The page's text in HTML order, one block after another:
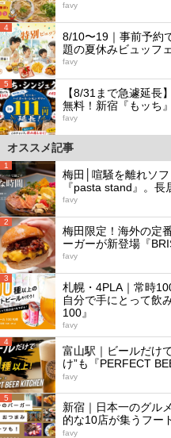
favy
4
8/10〜19｜事前予約
題の夏休みビュッフ
favy
5
【8/31まで急遽延長
無料！新宿『もッち
favy
オススメ記事
1
梅田│喧騒を離れソ
『pasta stand』。
favy
2
梅田限定！海外の定
ーガーが新登場『
favy
3
札幌・4PLA｜常時
自分で手にとって飲
100』
favy
4
富山駅｜ビールだけ
け”も『PERFECT
favy
5
新宿｜日本一のグル
的な10店が集うフー
favy